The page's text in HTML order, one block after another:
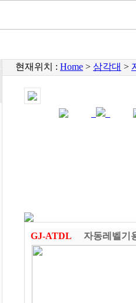
현재위치 : Home > 삼각대 >
GJ-ATDL 자동레벨기